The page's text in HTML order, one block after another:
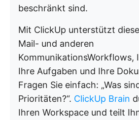
beschränkt sind.
Mit ClickUp unterstützt
Mail- und anderen
KommunikationsWorkflows,
Ihre Aufgaben und Ihre
Fragen Sie einfach: „Was
Prioritäten?“. ClickUp Brain
Ihren Workspace und teilt